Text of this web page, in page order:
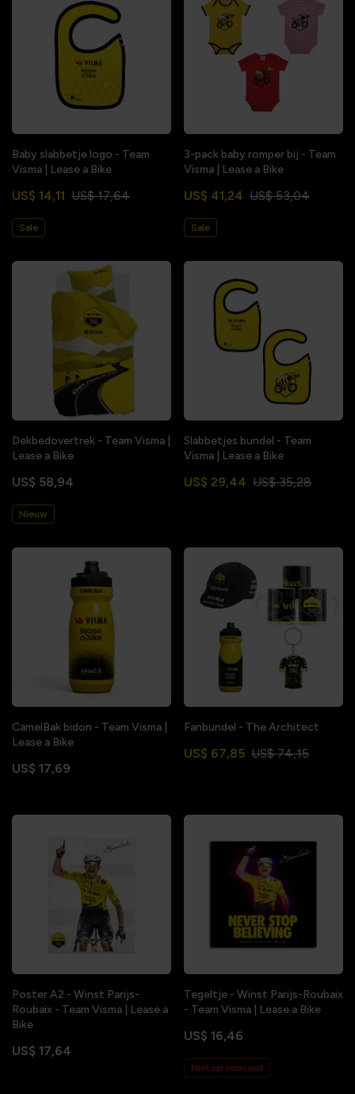
Baby slabbetje logo - Team
Visma | Lease a Bike
US$ 14,11 US$ 17,64
Sale
3-pack baby romper bij - Team
Visma | Lease a Bike
US$ 41,24 US$ 53,04
Sale
Dekbedovertrek - Team Visma |
Lease a Bike
US$ 58,94
Nieuw
Slabbetjes bundel - Team
Visma | Lease a Bike
US$ 29,44 US$ 35,28
CamelBak bidon - Team Visma |
Lease a Bike
US$ 17,69
Fanbundel - The Architect
US$ 67,85 US$ 74,15
Poster A2 - Winst Parijs-
Roubaix - Team Visma | Lease a
Bike
US$ 17,64
Tegeltje - Winst Parijs-Roubaix
- Team Visma | Lease a Bike
US$ 16,46
Niet op voorraad